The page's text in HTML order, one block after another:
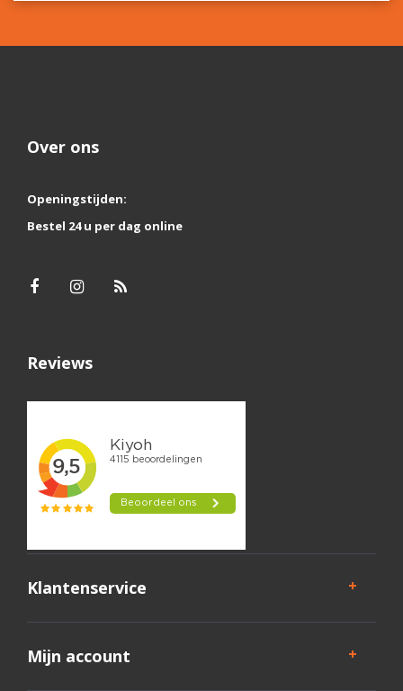
Over ons
Openingstijden:
Bestel 24 u per dag online
Reviews
Klantenservice
Mijn account